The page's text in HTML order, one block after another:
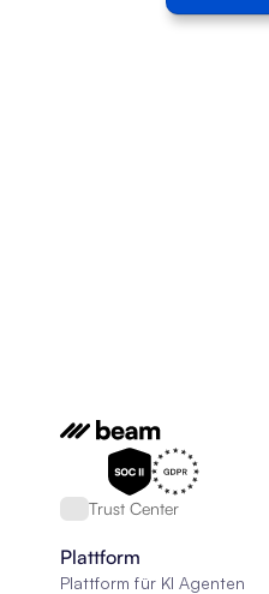
Trust Center
Plattform
Plattform für KI Agenten